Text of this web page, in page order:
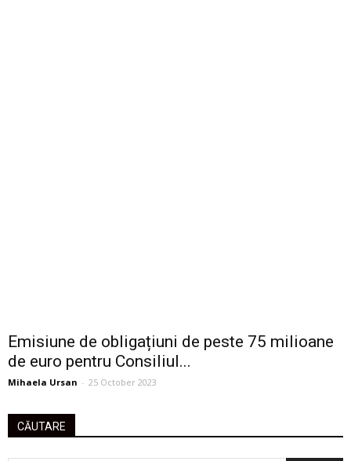
Emisiune de obligațiuni de peste 75 milioane
de euro pentru Consiliul...
Mihaela Ursan - 25 October 2023
CĂUTARE